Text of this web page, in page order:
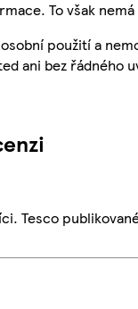
To však
použití a
ani bez řádného
Tesco